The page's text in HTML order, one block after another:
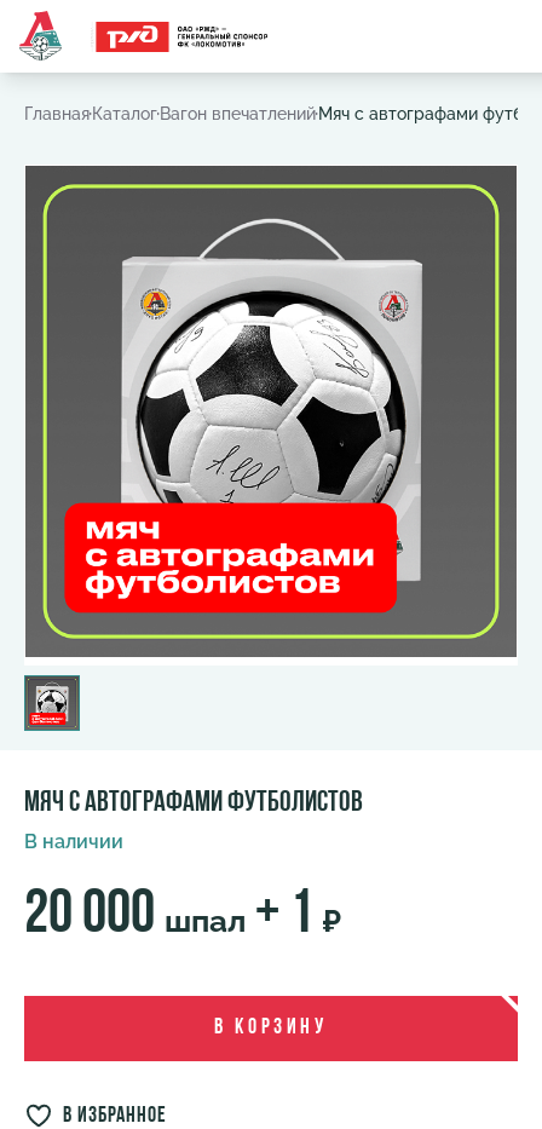
Главная Каталог Вагон впечатлений Мяч с автографами
Мяч с автографами футболистов
В наличии
20 000 шпал + 1 ₽
В корзину
в избранное